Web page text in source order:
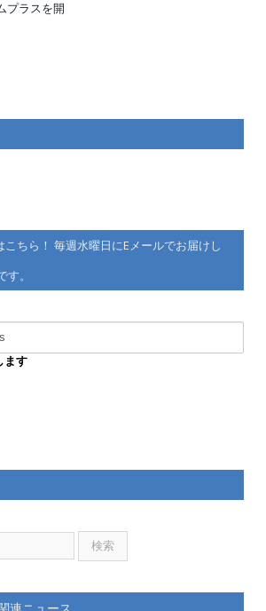
プラスを開
こちら！ 毎週水曜日にEメールでお届けし
。
ます